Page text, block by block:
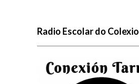
Radio Escolar do Colexio